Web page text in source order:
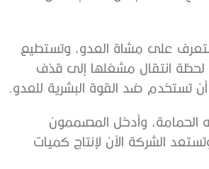
على مشاة العدو، وتستطيع
لحظة انتقال مشغلها إلى قذف
أن تستخدم ضد القوة البشرية للعدو.
الحمامة، وأدخل المصممون
الشركة الآن لإنتاج كميات